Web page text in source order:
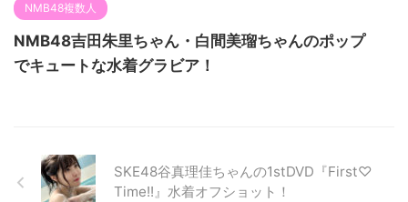
NMB48複数人
NMB48吉田朱里ちゃん・白間美瑠ちゃんのポップ
でキュートな水着グラビア！
SKE48谷真理佳ちゃんの1stDVD『First♡
Time!!』水着オフショット！